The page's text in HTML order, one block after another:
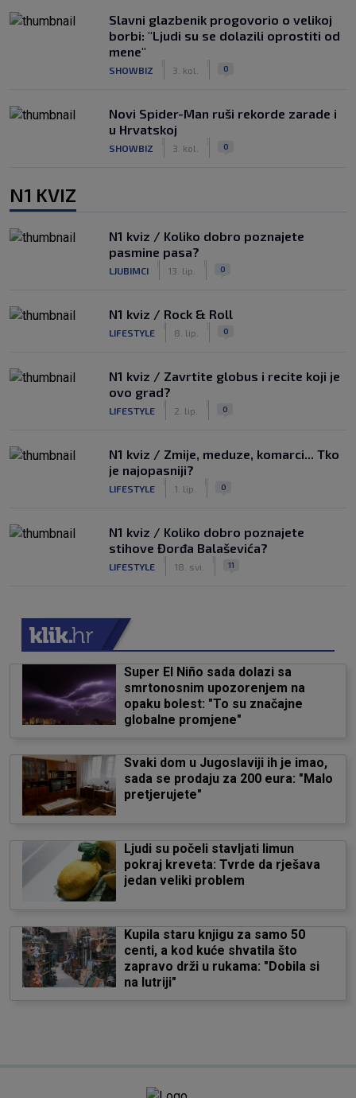
Slavni glazbenik progovorio o velikoj
borbi: "Ljudi su se dolazili oprostiti od
mene"
SHOWBIZ 3. kol. 0
Novi Spider-Man ruši rekorde zarade i
u Hrvatskoj
SHOWBIZ 3. kol. 0
N1 KVIZ
N1 kviz / Koliko dobro poznajete
pasmine pasa?
LJUBIMCI 13. lip. 0
N1 kviz / Rock & Roll
LIFESTYLE 8. lip. 0
N1 kviz / Zavrtite globus i recite koji je
ovo grad?
LIFESTYLE 2. lip. 0
N1 kviz / Zmije, meduze, komarci... Tko
je najopasniji?
LIFESTYLE 1. lip. 0
N1 kviz / Koliko dobro poznajete
stihove Đorđa Balaševića?
LIFESTYLE 18. svi. 11
Super El Niño sada dolazi sa
smrtonosnim upozorenjem na
opaku bolest: "To su značajne
globalne promjene"
Svaki dom u Jugoslaviji ih je imao,
sada se prodaju za 200 eura: "Malo
pretjerujete"
Ljudi su počeli stavljati limun
pokraj kreveta: Tvrde da rješava
jedan veliki problem
Kupila staru knjigu za samo 50
centi, a kod kuće shvatila što
zapravo drži u rukama: "Dobila si
na lutriji"